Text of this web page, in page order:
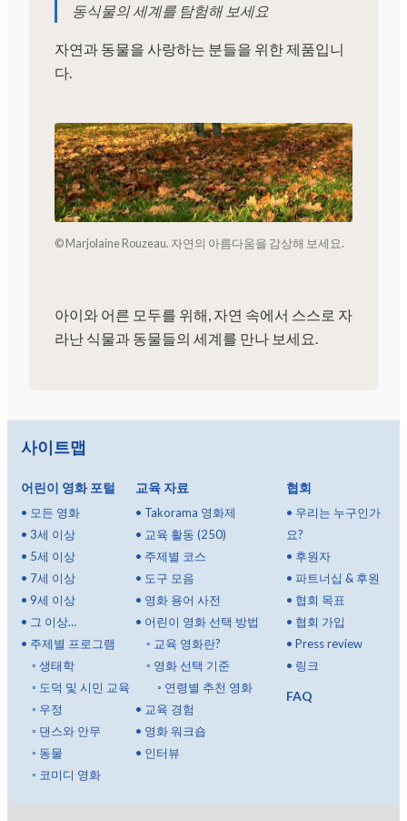
동식물의 세계를 탐험해 보세요
자연과 동물을 사랑하는 분들을 위한 제품입니
다.
© Marjolaine Rouzeau. 자연의 아름다움을 감상해 보세요.
아이와 어른 모두를 위해, 자연 속에서 스스로 자
라난 식물과 동물들의 세계를 만나 보세요.
사이트맵
어린이 영화 포털
• 모든 영화
• 3세 이상
• 5세 이상
• 7세 이상
• 9세 이상
• 그 이상…
• 주제별 프로그램
◦ 생태학
◦ 도덕 및 시민 교육
◦ 우정
◦ 댄스와 안무
◦ 동물
◦ 코미디 영화
교육 자료
• Takorama 영화제
• 교육 활동 (250)
• 주제별 코스
• 도구 모음
• 영화 용어 사전
• 어린이 영화 선택 방법
◦ 교육 영화란?
◦ 영화 선택 기준
◦ 연령별 추천 영화
• 교육 경험
• 영화 워크숍
• 인터뷰
협회
• 우리는 누구인가
요?
• 후원자
•파트너십 & 후원
• 협회 목표
• 협회 가입
•Press review
• 링크
FAQ